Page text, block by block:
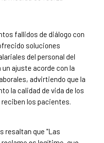
fallidos de diálogo con
soluciones
del personal del
ajuste acorde con la
advirtiendo que la
la calidad de vida de los
los pacientes.
resaltan que "Las